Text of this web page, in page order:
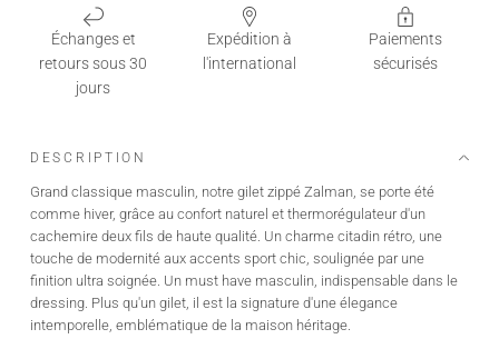
Échanges et
retours sous 30
jours
Expédition à
l'international
Paiements
sécurisés
DESCRIPTION
Grand classique masculin, notre gilet zippé Zalman, se porte été
comme hiver, grâce au confort naturel et thermorégulateur d'un
cachemire deux fils de haute qualité. Un charme citadin rétro, une
touche de modernité aux accents sport chic, soulignée par une
finition ultra soignée. Un must have masculin, indispensable dans le
dressing. Plus qu'un gilet, il est la signature d'une élegance
intemporelle, emblématique de la maison héritage.